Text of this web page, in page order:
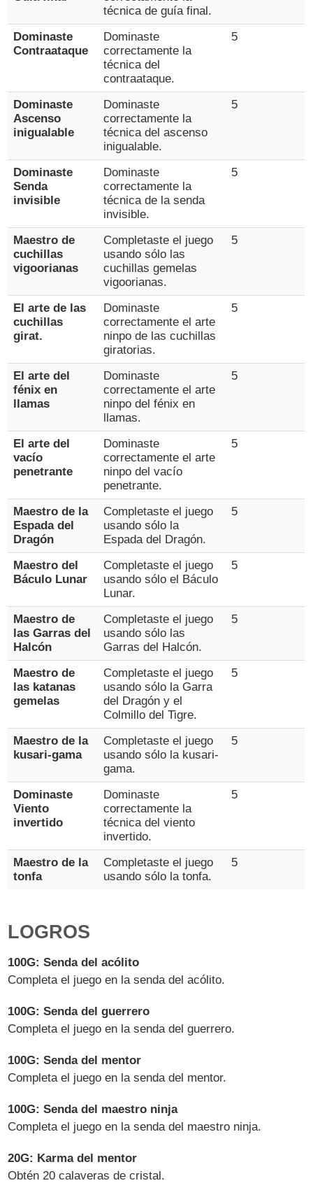
técnica de guía final.
Dominaste
Contraataque
Dominaste
correctamente la
técnica del
contraataque.
5
Dominaste
Ascenso
inigualable
Dominaste
correctamente la
técnica del ascenso
inigualable.
5
Dominaste
Senda
invisible
Dominaste
correctamente la
técnica de la senda
invisible.
5
Maestro de
cuchillas
vigoorianas
Completaste el juego
usando sólo las
cuchillas gemelas
vigoorianas.
5
El arte de las
cuchillas
girat.
Dominaste
correctamente el arte
ninpo de las cuchillas
giratorias.
5
El arte del
fénix en
llamas
Dominaste
correctamente el arte
ninpo del fénix en
llamas.
5
El arte del
vacío
penetrante
Dominaste
correctamente el arte
ninpo del vacío
penetrante.
5
Maestro de la
Espada del
Dragón
Completaste el juego
usando sólo la
Espada del Dragón.
5
Maestro del
Báculo Lunar
Completaste el juego
usando sólo el Báculo
Lunar.
5
Maestro de
las Garras del
Halcón
Completaste el juego
usando sólo las
Garras del Halcón.
5
Maestro de
las katanas
gemelas
Completaste el juego
usando sólo la Garra
del Dragón y el
Colmillo del Tigre.
5
Maestro de la
kusari-gama
Completaste el juego
usando sólo la kusari-
gama.
5
Dominaste
Viento
invertido
Dominaste
correctamente la
técnica del viento
invertido.
5
Maestro de la
tonfa
Completaste el juego
usando sólo la tonfa.
5
LOGROS
100G: Senda del acólito
Completa el juego en la senda del acólito.
100G: Senda del guerrero
Completa el juego en la senda del guerrero.
100G: Senda del mentor
Completa el juego en la senda del mentor.
100G: Senda del maestro ninja
Completa el juego en la senda del maestro ninja.
20G: Karma del mentor
Obtén 20 calaveras de cristal.